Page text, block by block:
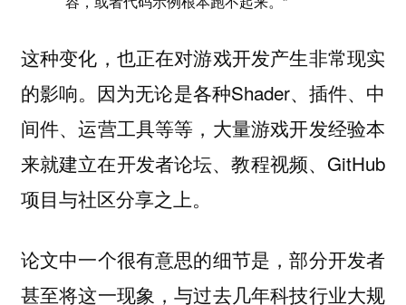
这种变化，也正在对游戏开发产生非常现实
的影响。因为无论是各种Shader、插件、中
间件、运营工具等等，大量游戏开发经验本
来就建立在开发者论坛、教程视频、GitHub
项目与社区分享之上。
论文中一个很有意思的细节是，部分开发者
甚至将这一现象，与过去几年科技行业大规